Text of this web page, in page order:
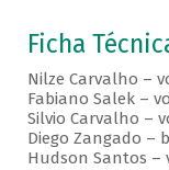
Ficha
Nilze Carvalho –
Fabiano Salek –
Silvio Carvalho –
Diego Zangado –
Hudson Santos –